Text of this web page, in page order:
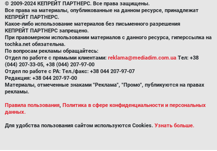
© 2009-2024 КЕПРЕЙТ ПАРТНЕРС. Все права защищены.
Все права на материалы, опубликованные на данном ресурсе, принадлежат
КЕПРЕЙТ ПАРТНЕРС.
Какое-либо использование материалов без письменного разрешения
КЕПРЕЙТ ПАРТНЕРС запрещено.
При правомерном использовании материалов с данного ресурса, гиперссылка на
tochka.net обязательна.
По вопросам рекламы обращайтесь:
Отдел по работе с прямыми клиентами: reklama@mediadim.com.ua Тел: +38
(044) 207-33-05, +38 (044) 207-97-00
Отдел по работе с РА: Тел./факс: +38 044 207-97-07
Редакция: +38 044 207-97-00
Материалы, отмеченные знаками "Реклама", "Промо", публикуются на правах
рекламы.
Правила пользования, Политика в сфере конфиденциальности и персональных
данных.
Для удобства пользования сайтом используются Cookies. Узнать больше.